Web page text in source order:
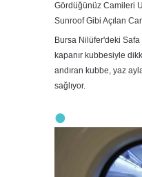
Gördüğünüz Camileri
Sunroof Gibi Açılan
Bursa Nilüfer'deki Safa
kapanır kubbesiyle
andıran kubbe, yaz
sağlıyor.